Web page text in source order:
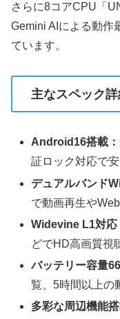
さらに8コアCPU「
Gemini AIによる動作
ています。
主なスペック
Android16搭載：
証ロック対応で安
デュアルバンド
で動画再生や
Widevine L1対応
どでHD高画質視
バッテリー容量
覧、5時間以上の
多彩な周辺機能